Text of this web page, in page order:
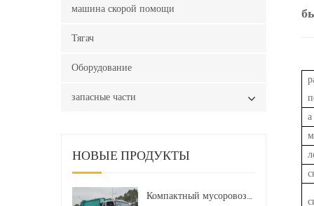
машина скорой помощи
Тягач
Оборудование
запасные части
НОВЫЕ ПРОДУКТЫ
Компактный мусоровоз HOWO LHD 4x2 160 л.с. 12 куб. м